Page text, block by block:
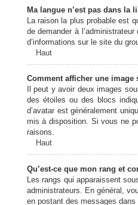
Ma langue n’est pas dans la
La raison la plus probable est
de demander à
d’informations sur le site du
Haut
Comment afficher une image
Il peut y avoir deux images
des étoiles ou des blocs
d’avatar est généralement
mis à disposition. Si vous ne
raisons.
Haut
Qu’est-ce que mon rang et
Les rangs qui apparaissent
administrateurs. En général,
en postant des messages